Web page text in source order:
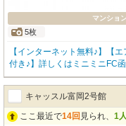
マンショ
5枚
【インターネット無料♪】【
付き♪】詳しくはミニミニFC
わせください！
キャッスル富岡2号館
ここ最近で14回 見られ、 1人